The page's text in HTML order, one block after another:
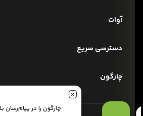
آوات
دسترسی سریع
چارگون
چارگون را در پیام‌رسان